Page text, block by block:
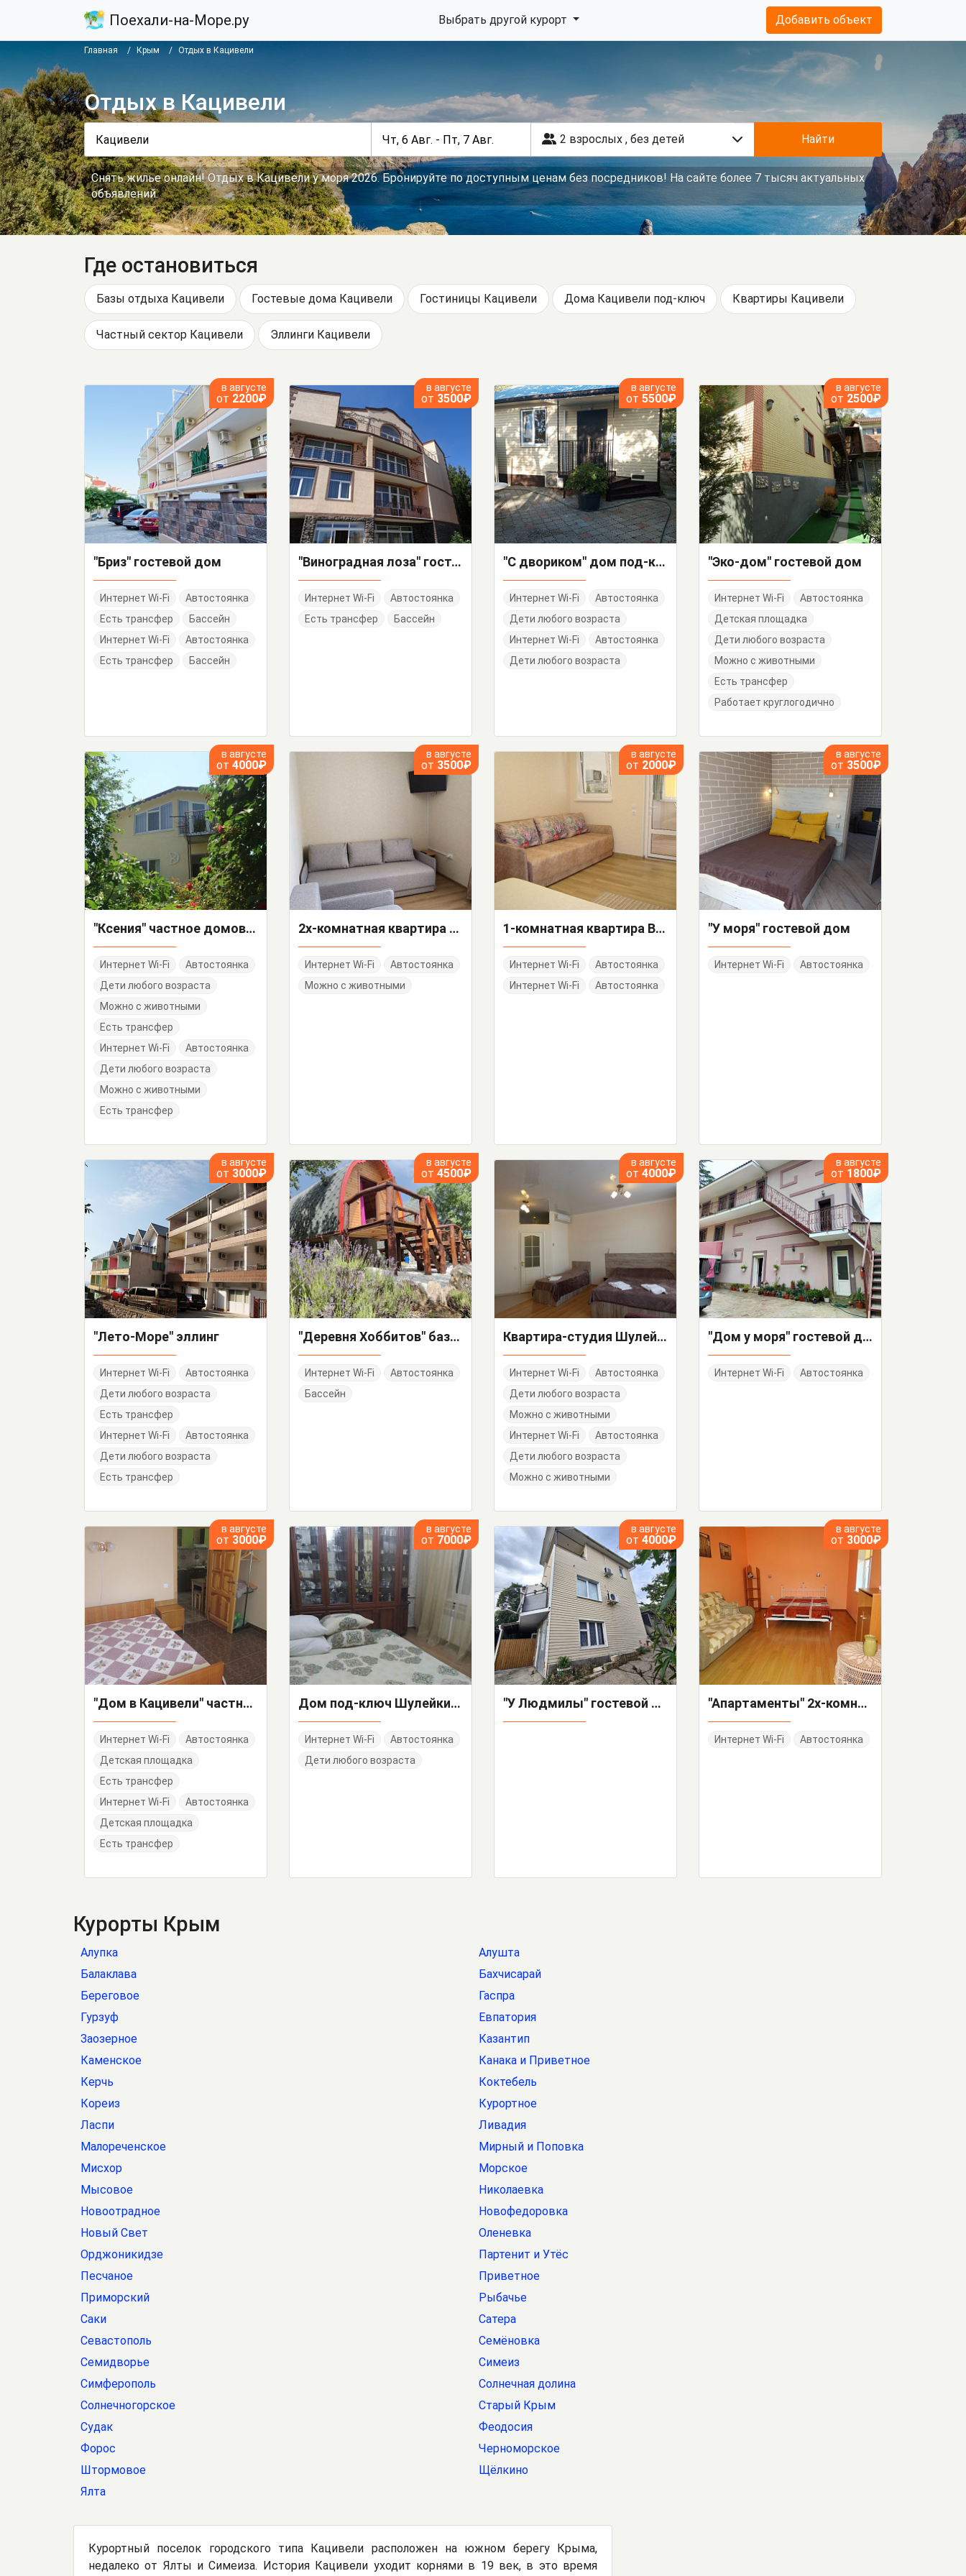
Поехали-на-Море.ру Выбрать другой курорт Добавить объект
Главная Крым Отдых в Кацивели
Отдых в Кацивели
2 взрослых , без детей Найти
Снять жилье онлайн! Отдых в Кацивели у моря 2026. Бронируйте по доступным ценам без посредников! На сайте более 7 тысяч актуальных
объявлений.
Где остановиться
Базы отдыха Кацивели Гостевые дома Кацивели Гостиницы Кацивели Дома Кацивели под-ключ Квартиры Кацивели
Частный сектор Кацивели Эллинги Кацивели
в августе
от 2200₽
"Бриз" гостевой дом
Интернет Wi-Fi
Автостоянка
Есть трансфер
Бассейн
Интернет Wi-Fi
Автостоянка
Есть трансфер
Бассейн
в августе
от 3500₽
"Виноградная лоза" гостевой дом
Интернет Wi-Fi
Автостоянка
Есть трансфер
Бассейн
в августе
от 5500₽
"С двориком" дом под-ключ
Интернет Wi-Fi
Автостоянка
Дети любого возраста
Интернет Wi-Fi
Автостоянка
Дети любого возраста
в августе
от 2500₽
"Эко-дом" гостевой дом
Интернет Wi-Fi
Автостоянка
Детская площадка
Дети любого возраста
Можно с животными
Есть трансфер
Работает круглогодично
в августе
от 4000₽
"Ксения" частное домовладение
Интернет Wi-Fi
Автостоянка
Дети любого возраста
Можно с животными
Есть трансфер
Интернет Wi-Fi
Автостоянка
Дети любого возраста
Можно с животными
Есть трансфер
в августе
от 3500₽
2х-комнатная квартира Виткевича 31
Интернет Wi-Fi
Автостоянка
Можно с животными
в августе
от 2000₽
1-комнатная квартира Виткевича 11
Интернет Wi-Fi
Автостоянка
Интернет Wi-Fi
Автостоянка
в августе
от 3500₽
"У моря" гостевой дом
Интернет Wi-Fi Автостоянка
в августе
от 3000₽
"Лето-Море" эллинг
Интернет Wi-Fi
Автостоянка
Дети любого возраста
Есть трансфер
Интернет Wi-Fi
Автостоянка
Дети любого возраста
Есть трансфер
в августе
от 4500₽
"Деревня Хоббитов" база отдыха
Интернет Wi-Fi
Автостоянка
Бассейн
в августе
от 4000₽
Квартира-студия Шулейкина 2/В
Интернет Wi-Fi
Автостоянка
Дети любого возраста
Можно с животными
Интернет Wi-Fi
Автостоянка
Дети любого возраста
Можно с животными
в августе
от 1800₽
"Дом у моря" гостевой дом
Интернет Wi-Fi Автостоянка
в августе
от 3000₽
"Дом в Кацивели" частный сектор
Интернет Wi-Fi
Автостоянка
Детская площадка
Есть трансфер
Интернет Wi-Fi
Автостоянка
Детская площадка
Есть трансфер
в августе
от 7000₽
Дом под-ключ Шулейкина 21
Интернет Wi-Fi
Автостоянка
Дети любого возраста
в августе
от 4000₽
"У Людмилы" гостевой дом
в августе
от 3000₽
"Апартаменты" 2х-комнатная квартира
Интернет Wi-Fi Автостоянка
Курорты Крым
Алупка
Алушта
Балаклава
Бахчисарай
Береговое
Гаспра
Гурзуф
Евпатория
Заозерное
Казантип
Каменское
Канака и Приветное
Керчь
Коктебель
Кореиз
Курортное
Ласпи
Ливадия
Малореченское
Мирный и Поповка
Мисхор
Морское
Мысовое
Николаевка
Новоотрадное
Новофедоровка
Новый Свет
Оленевка
Орджоникидзе
Партенит и Утёс
Песчаное
Приветное
Приморский
Рыбачье
Саки
Сатера
Севастополь
Семёновка
Семидворье
Симеиз
Симферополь
Солнечная долина
Солнечногорское
Старый Крым
Судак
Феодосия
Форос
Черноморское
Штормовое
Щёлкино
Ялта
Курортный поселок городского типа Кацивели расположен на южном берегу Крыма,
недалеко от Ялты и Симеиза. История Кацивели уходит корнями в 19 век, в это время